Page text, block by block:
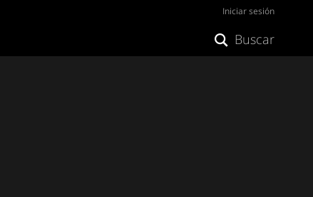
Iniciar sesión
Buscar